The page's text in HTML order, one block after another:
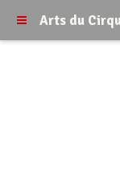
Arts du